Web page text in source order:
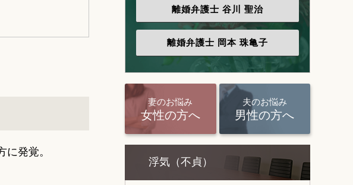
発覚。
離婚弁護士 谷川 聖治
離婚弁護士 岡本 珠亀子
妻のお悩み
女性の方へ
夫のお悩み
男性の方へ
浮気（不貞）